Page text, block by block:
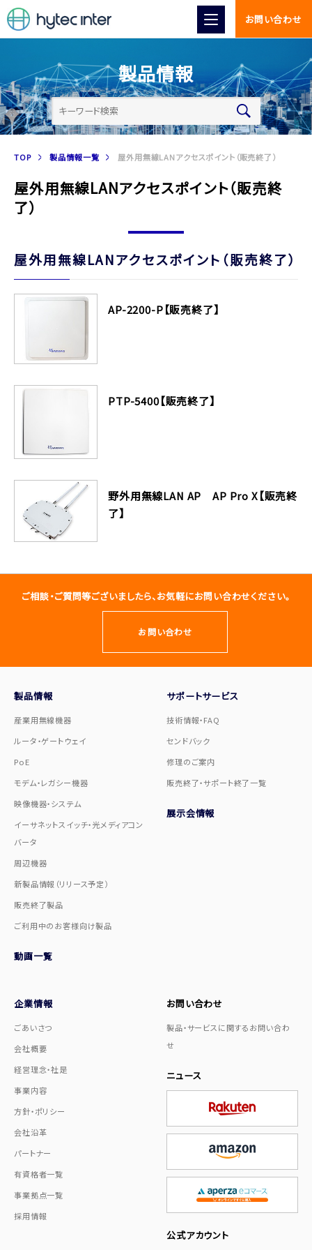
お問い合わせ
製品情報
TOP 製品情報一覧 屋外用無線LANアクセスポイント（販売終了）
屋外用無線LANアクセスポイント（販売終
了）
屋外用無線LANアクセスポイント（販売終了）
AP-2200-P【販売終了】
PTP-5400【販売終了】
野外用無線LAN AP AP Pro X【販売終
了】
ご相談・ご質問等ございましたら、お気軽にお問い合わせください。
お問い合わせ
製品情報
産業用無線機器
ルータ・ゲートウェイ
PoE
モデム・レガシー機器
映像機器・システム
イーサネットスイッチ・光メディアコン
バータ
周辺機器
新製品情報（リリース予定）
販売終了製品
ご利用中のお客様向け製品
動画一覧
サポートサービス
技術情報・FAQ
センドバック
修理のご案内
販売終了・サポート終了一覧
展示会情報
企業情報
ごあいさつ
会社概要
経営理念・社是
事業内容
方針・ポリシー
会社沿革
パートナー
有資格者一覧
事業拠点一覧
採用情報
お問い合わせ
製品・サービスに関するお問い合わ
せ
ニュース
公式アカウント